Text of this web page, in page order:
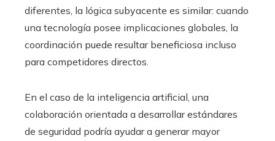
diferentes, la lógica subyacente es similar: cuando
una tecnología posee implicaciones globales, la
coordinación puede resultar beneficiosa incluso
para competidores directos.
En el caso de la inteligencia artificial, una
colaboración orientada a desarrollar estándares
de seguridad podría ayudar a generar mayor